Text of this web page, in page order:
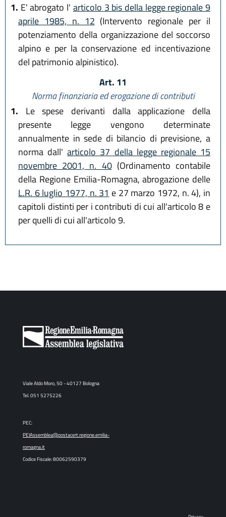
1. E' abrogato l' articolo 3 bis della legge regionale 9
aprile 1985, n. 12 (Intervento regionale per il
potenziamento della organizzazione del soccorso
alpino e per la conservazione ed incentivazione
del patrimonio alpinistico).
Art. 11
Norma finanziaria ed erogazione di contributi
1. Le spese derivanti dalla applicazione della
presente legge vengono determinate
annualmente in sede di bilancio di previsione, a
norma dall'articolo 37 della legge regionale 15
novembre 2001, n. 40(Ordinamento contabile
della Regione Emilia-Romagna, abrogazione delle
L.R. 6 luglio 1977, n. 31 e 27 marzo 1972, n. 4), in
capitoli distinti per i contributi di cui all'articolo 8 e
per quelli di cui all'articolo 9.
Viale Aldo Moro, 50 - 40127 Bologna
Tel. 051 5275226
PEC:
PEIAssemblea@postacert.regione.emilia-
romagna.it
Codice Fiscale: 80062590379